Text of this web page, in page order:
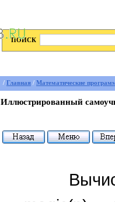
ПОИСК
/ Главная / Математические
Иллюстрированный